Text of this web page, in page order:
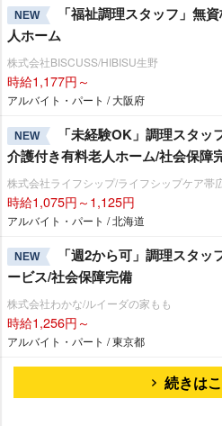
NEW
「福祉調理スタッフ」無
人ホーム
株式会社BISCUSS/HIBISU生野
時給1,177円～
アルバイト・パート / 大阪府
NEW
「未経験OK」調理スタ
介護付き有料老人ホーム/社会保障
株式会社ライフシップ/ライフシップケア帯
時給1,075円～1,125円
アルバイト・パート / 北海道
NEW
「週2から可」調理スタ
ービス/社会保障完備
株式会社わかな/ルイーダの家もも
時給1,256円～
アルバイト・パート / 東京都
続きは